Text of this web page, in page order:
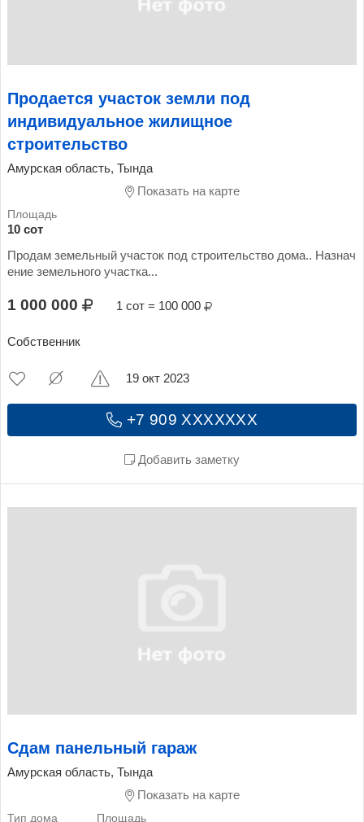
Продается участок земли под
индивидуальное жилищное
строительство
Амурская область, Тында
Показать на карте
10 сот
Продам земельный участок под строительство дома.. Назнач
ение земельного участка...
1 000 000 1 сот = 100 000
Собственник
+7 909 XXXXXXX
Добавить заметку
19 окт 2023
Сдам панельный гараж
Амурская область, Тында
Показать на карте